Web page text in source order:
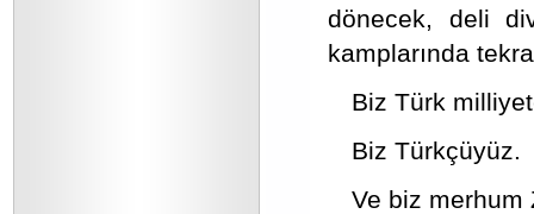
dönecek, deli
kamplarında
Biz Türk
Biz Türkçüyüz.
Ve biz merhum